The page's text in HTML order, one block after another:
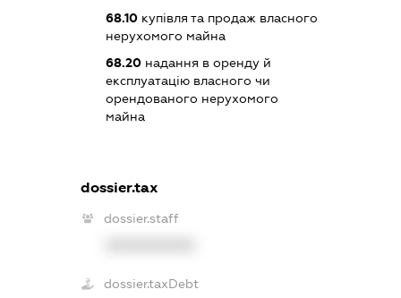
68.10 купівля та продаж власного
нерухомого майна
68.20 надання в оренду й
експлуатацію власного чи
орендованого нерухомого
майна
dossier.tax
dossier.staff
dossier.taxDebt